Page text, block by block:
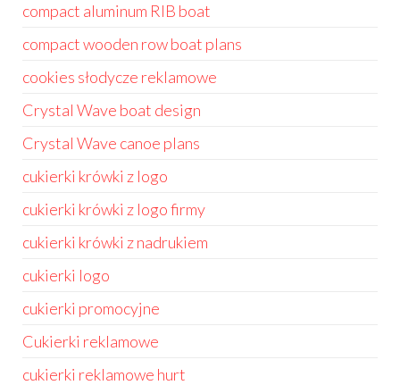
compact aluminum RIB boat
compact wooden row boat plans
cookies słodycze reklamowe
Crystal Wave boat design
Crystal Wave canoe plans
cukierki krówki z logo
cukierki krówki z logo firmy
cukierki krówki z nadrukiem
cukierki logo
cukierki promocyjne
Cukierki reklamowe
cukierki reklamowe hurt